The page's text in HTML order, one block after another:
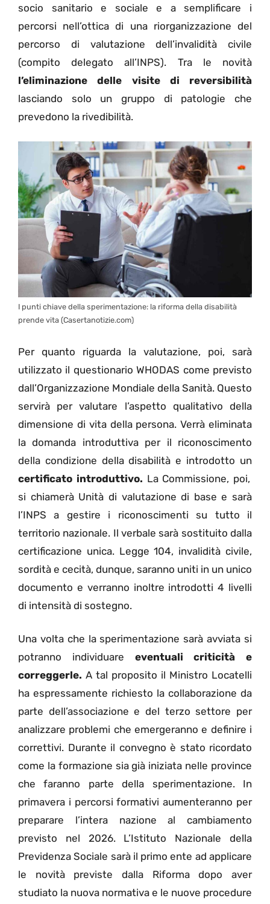
socio sanitario e sociale e a semplificare i
percorsi nell’ottica di una riorganizzazione del
percorso di valutazione dell’invalidità civile
(compito delegato all’INPS). Tra le novità
l’eliminazione delle visite di reversibilità
lasciando solo un gruppo di patologie che
prevedono la rivedibilità.
I punti chiave della sperimentazione: la riforma della disabilità
prende vita (Casertanotizie.com)
Per quanto riguarda la valutazione, poi, sarà
utilizzato il questionario WHODAS come previsto
dall’Organizzazione Mondiale della Sanità. Questo
servirà per valutare l’aspetto qualitativo della
dimensione di vita della persona. Verrà eliminata
la domanda introduttiva per il riconoscimento
della condizione della disabilità e introdotto un
certificato introduttivo. La Commissione, poi,
si chiamerà Unità di valutazione di base e sarà
l’INPS a gestire i riconoscimenti su tutto il
territorio nazionale. Il verbale sarà sostituito dalla
certificazione unica. Legge 104, invalidità civile,
sordità e cecità, dunque, saranno uniti in un unico
documento e verranno inoltre introdotti 4 livelli
di intensità di sostegno.
Una volta che la sperimentazione sarà avviata si
potranno individuare eventuali criticità e
correggerle. A tal proposito il Ministro Locatelli
ha espressamente richiesto la collaborazione da
parte dell’associazione e del terzo settore per
analizzare problemi che emergeranno e definire i
correttivi. Durante il convegno è stato ricordato
come la formazione sia già iniziata nelle province
che faranno parte della sperimentazione. In
primavera i percorsi formativi aumenteranno per
preparare l’intera nazione al cambiamento
previsto nel 2026. L’Istituto Nazionale della
Previdenza Sociale sarà il primo ente ad applicare
le novità previste dalla Riforma dopo aver
studiato la nuova normativa e le nuove procedure